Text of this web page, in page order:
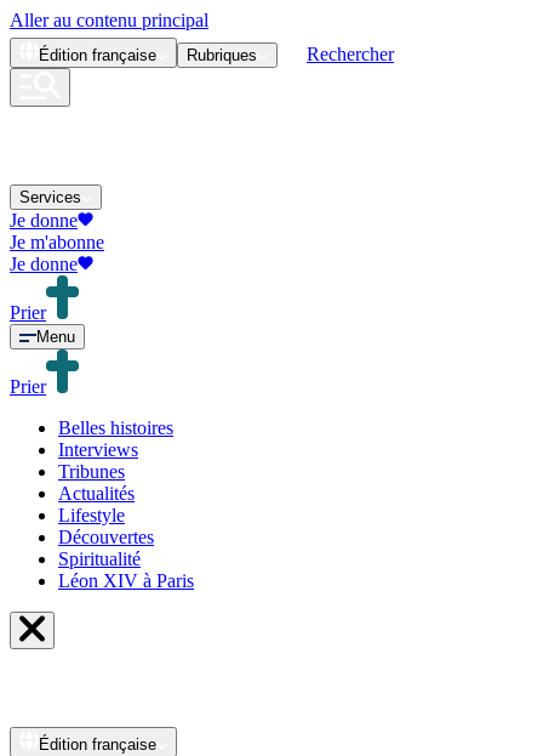
Aller au contenu principal
Édition française Rubriques Rechercher
Services
Je donne
Je m'abonne
Je donne
Prier
Menu
Prier
Belles histoires
Interviews
Tribunes
Actualités
Lifestyle
Découvertes
Spiritualité
Léon XIV à Paris
Édition française